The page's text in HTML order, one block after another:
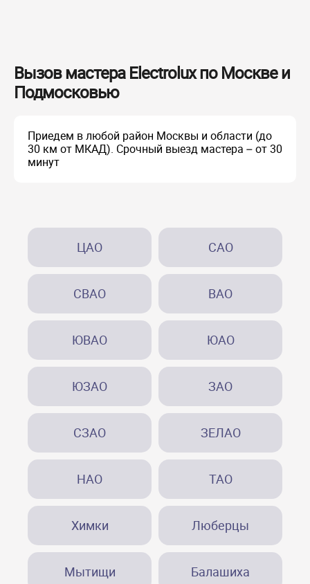
Вызов мастера Electrolux по Москве и
Подмосковью
Приедем в любой район Москвы и области (до
30 км от МКАД). Срочный выезд мастера – от 30
минут
ЦАО САО
СВАО ВАО
ЮВАО ЮАО
ЮЗАО ЗАО
СЗАО ЗЕЛАО
НАО ТАО
Химки Люберцы
Мытищи Балашиха